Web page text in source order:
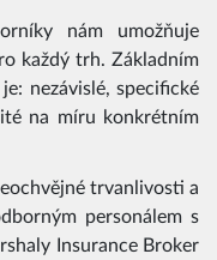
nám umožňuje
každý trh. Základním
nezávislé, specifické
na míru konkrétním
trvanlivosti a
personálem s
Insurance Broker